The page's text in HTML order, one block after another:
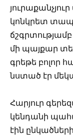
կոնկրետ
մի պայքար
գրեթե բոլոր
նստած էր
Հարյուր
կենդանի
էին